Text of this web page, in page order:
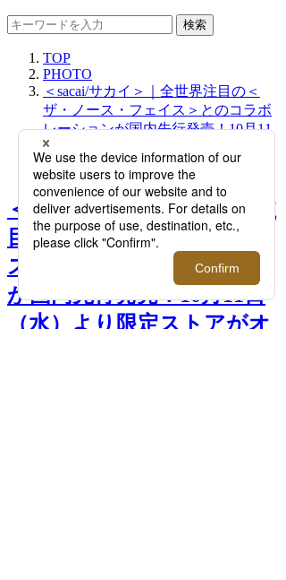
検索
TOP
PHOTO
＜sacai/サカイ＞｜全世界注目の＜
ザ・ノース・フェイス＞とのコラボ
レーションが国内先行発売！10月11
日（水）より限定ストアがオープン
【10月15日（日）20時更新】
＜sacai/サカイ＞｜全世界注
目の＜ザ・ノース・フェイ
ス＞とのコラボレーション
が国内先行発売！10月11日
（水）より限定ストアがオ